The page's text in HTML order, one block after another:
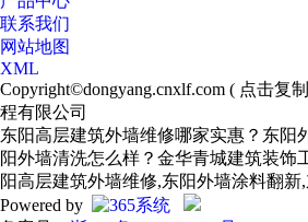
联系我们
网站地图
XML
Copyright©dongyang.cnxlf.com ( 点击复制
程有限公司
东阳高层建筑外墙维修哪家实惠？东阳
阳外墙清洗怎么样？金华青城建筑装饰
阳高层建筑外墙维修,东阳外墙涂料翻新
Powered by